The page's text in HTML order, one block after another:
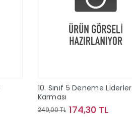
10. Sınıf 5 Deneme Liderler
Karması
249,00 TL 174,30 TL